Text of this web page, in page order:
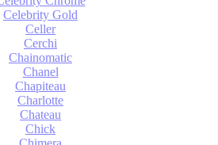
Celebrity Gold
Celler
Cerchi
Chainomatic
Chanel
Chapiteau
Charlotte
Chateau
Chick